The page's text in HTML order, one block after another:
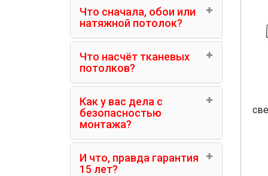
Что сначала, обои или
натяжной потолок?
Что насчёт тканевых
потолков?
Как у вас дела с
безопасностью
монтажа?
И что, правда гарантия
15 лет?